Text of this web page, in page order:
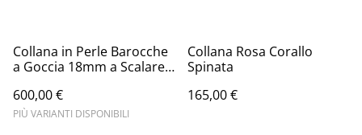
Collana in Perle Barocche
a Goccia 18mm a Scalare –
Waves
600,00 €
PIÙ VARIANTI DISPONIBILI
Collana Rosa Corallo
Spinata
165,00 €